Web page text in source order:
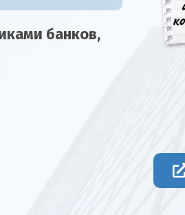
банков,